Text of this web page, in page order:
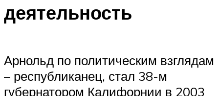
деятельность
Арнольд по политическим взглядам
– республиканец, стал 38-м
губернатором Калифорнии в 2003